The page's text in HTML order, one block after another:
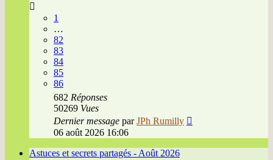
1
…
82
83
84
85
86
682 Réponses
50269 Vues
Dernier message parJPh Rumilly
06 août 2026 16:06
Astuces et secrets partagés - Août 2026